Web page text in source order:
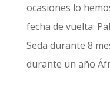
ocasiones lo
fecha de vuelta:
Seda durante 8
durante un año